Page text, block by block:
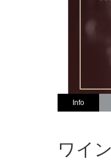
Info
ワイ